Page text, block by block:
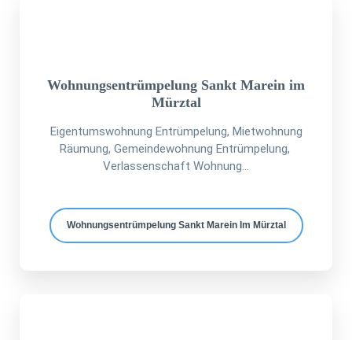
Wohnungsentrümpelung Sankt Marein im
Mürztal
Eigentumswohnung Entrümpelung, Mietwohnung
Räumung, Gemeindewohnung Entrümpelung,
Verlassenschaft Wohnung...
Wohnungsentrümpelung Sankt Marein Im Mürztal